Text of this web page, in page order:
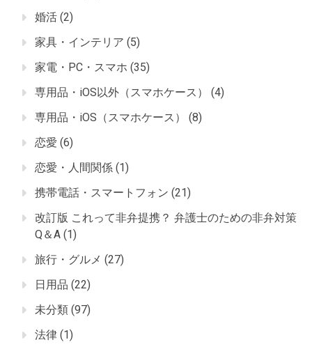
婚活 (2)
家具・インテリア (5)
家電・PC・スマホ (35)
専用品・iOS以外（スマホケース）
(4)
専用品・iOS（スマホケース）
(8)
恋愛 (6)
恋愛・人間関係 (1)
携帯電話・スマートフォン (21)
改訂版 これって非弁提携？ 弁護士のための非弁対策
Q＆A (1)
旅行・グルメ (27)
日用品 (22)
未分類 (97)
法律 (1)